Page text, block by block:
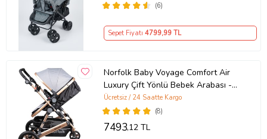
(6)
Sepet Fiyatı 4799,99 TL
Norfolk Baby Voyage Comfort Air
Luxury Çift Yönlü Bebek Arabası -
Ayak Örtüsü Hediye (Gri)
(8)
Ücretsiz / 24 Saatte Kargo
7493,12 TL